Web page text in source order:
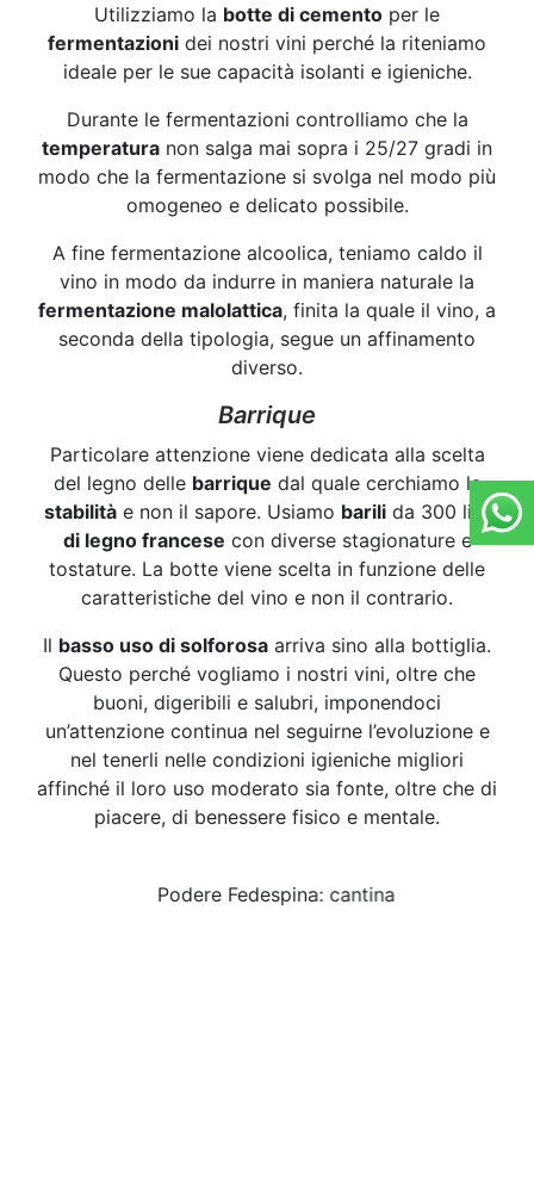
Utilizziamo la botte di cemento per le
fermentazioni dei nostri vini perché la riteniamo
ideale per le sue capacità isolanti e igieniche.
Durante le fermentazioni controlliamo che la
temperatura non salga mai sopra i 25/27 gradi in
modo che la fermentazione si svolga nel modo più
omogeneo e delicato possibile.
A fine fermentazione alcoolica, teniamo caldo il
vino in modo da indurre in maniera naturale la
fermentazione malolattica, finita la quale il vino, a
seconda della tipologia, segue un affinamento
diverso.
Barrique
Particolare attenzione viene dedicata alla scelta
del legno delle barrique dal quale cerchiamo la
stabilitàe non il sapore. Usiamo barilida 300 litri
di legno francese con diverse stagionature e
tostature. La botte viene scelta in funzione delle
caratteristiche del vino e non il contrario.
Il basso uso di solforosa arriva sino alla bottiglia.
Questo perché vogliamo i nostri vini, oltre che
buoni, digeribili e salubri, imponendoci
un’attenzione continua nel seguirne l’evoluzione e
nel tenerli nelle condizioni igieniche migliori
affinché il loro uso moderato sia fonte, oltre che di
piacere, di benessere fisico e mentale.
Podere Fedespina: cantina